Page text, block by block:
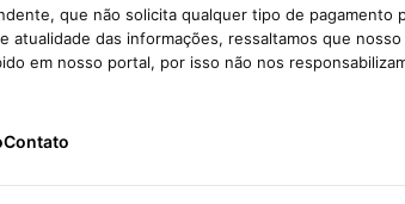
que não solicita qualquer tipo de pagamento
atualidade das informações, ressaltamos que
em nosso portal, por isso não nos
Contato